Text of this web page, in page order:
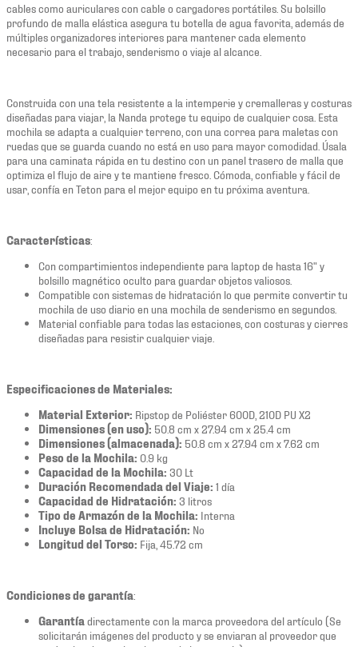
cables como auriculares con cable o cargadores portátiles. Su bolsillo
profundo de malla elástica asegura tu botella de agua favorita, además de
múltiples organizadores interiores para mantener cada elemento
necesario para el trabajo, senderismo o viaje al alcance.
Construida con una tela resistente a la intemperie y cremalleras y costuras
diseñadas para viajar, la Nanda protege tu equipo de cualquier cosa. Esta
mochila se adapta a cualquier terreno, con una correa para maletas con
ruedas que se guarda cuando no está en uso para mayor comodidad. Úsala
para una caminata rápida en tu destino con un panel trasero de malla que
optimiza el flujo de aire y te mantiene fresco. Cómoda, confiable y fácil de
usar, confía en Teton para el mejor equipo en tu próxima aventura.
Características:
Con compartimientos independiente para laptop de hasta 16" y
bolsillo magnético oculto para guardar objetos valiosos.
Compatible con sistemas de hidratación lo que permite convertir tu
mochila de uso diario en una mochila de senderismo en segundos.
Material confiable para todas las estaciones, con costuras y cierres
diseñadas para resistir cualquier viaje.
Especificaciones de Materiales:
Material Exterior: Ripstop de Poliéster 600D, 210D PU X2
Dimensiones (en uso): 50.8 cm x 27.94 cm x 25.4 cm
Dimensiones (almacenada): 50.8 cm x 27.94 cm x 7.62 cm
Peso de la Mochila: 0.9 kg
Capacidad de la Mochila: 30 Lt
Duración Recomendada del Viaje: 1 día
Capacidad de Hidratación: 3 litros
Tipo de Armazón de la Mochila: Interna
Incluye Bolsa de Hidratación: No
Longitud del Torso: Fija, 45.72 cm
Condiciones de garantía:
Garantía directamente con la marca proveedora del artículo (Se
solicitarán imágenes del producto y se enviaran al proveedor que